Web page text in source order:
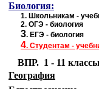
Биология:
1. Школьникам -
2. ОГЭ - биология
3. ЕГЭ - биология
4. Студентам -
ВПР. 1 - 11
География